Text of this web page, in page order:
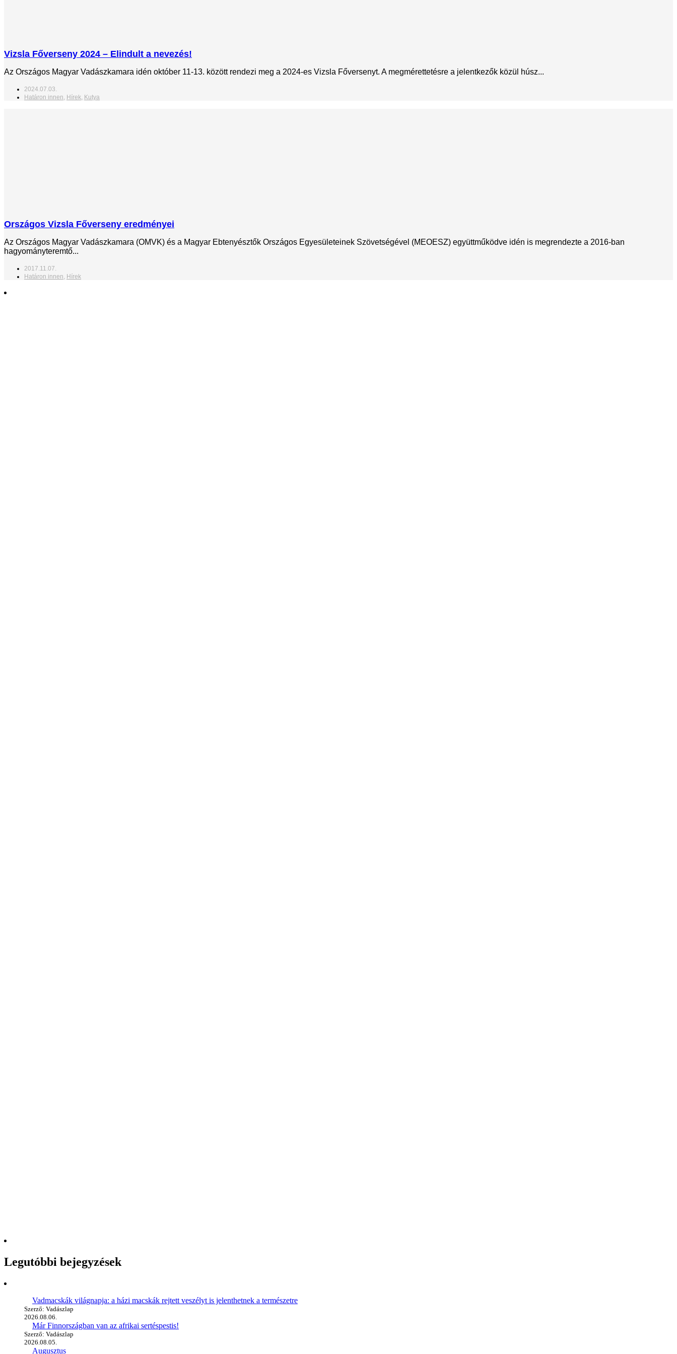
Vizsla Főverseny 2024 – Elindult a nevezés!
Az Országos Magyar Vadászkamara idén október 11-13. között rendezi meg a 2024-es Vizsla Főversenyt. A megmérettetésre a jelentkezők közül húsz...
2024.07.03.
Határon innen, Hírek, Kutya
Országos Vizsla Főverseny eredményei
Az Országos Magyar Vadászkamara (OMVK) és a Magyar Ebtenyésztők Országos Egyesületeinek Szövetségével (MEOESZ) együttműködve idén is megrendezte a 2016-ban
hagyományteremtő...
2017.11.07.
Határon innen Hírek
Legutóbbi bejegyzések
Vadmacskák világnapja: a házi macskák rejtett veszélyt is jelenthetnek a természetre
Szerző: Vadászlap
2026.08.06.
Már Finnországban van az afrikai sertéspestis!
Szerző: Vadászlap
2026.08.05.
Augusztus